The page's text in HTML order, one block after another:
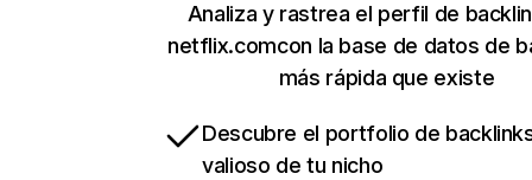
Analiza y rastrea el perfil de
netflix.comcon la base de datos de
más rápida que existe
Descubre el portfolio de
valioso de tu nicho